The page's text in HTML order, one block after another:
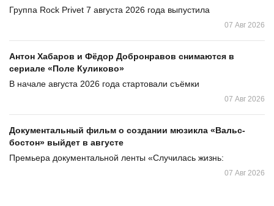
Группа Rock Privet 7 августа 2026 года выпустила
07 Авг 2026
Антон Хабаров и Фёдор Добронравов снимаются в
сериале «Поле Куликово»
В начале августа 2026 года стартовали съёмки
07 Авг 2026
Документальный фильм о создании мюзикла «Вальс-
бостон» выйдет в августе
Премьера документальной ленты «Случилась жизнь:
07 Авг 2026